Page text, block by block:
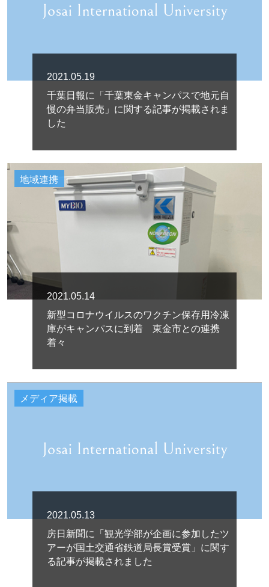
2021.05.19
千葉日報に「千葉東金キャンパスで地元自
慢の弁当販売」に関する記事が掲載されま
した
地域連携
2021.05.14
新型コロナウイルスのワクチン保存用冷凍
庫がキャンパスに到着 東金市との連携
着々
メディア掲載
2021.05.13
房日新聞に「観光学部が企画に参加したツ
アーが国土交通省鉄道局長賞受賞」に関す
る記事が掲載されました